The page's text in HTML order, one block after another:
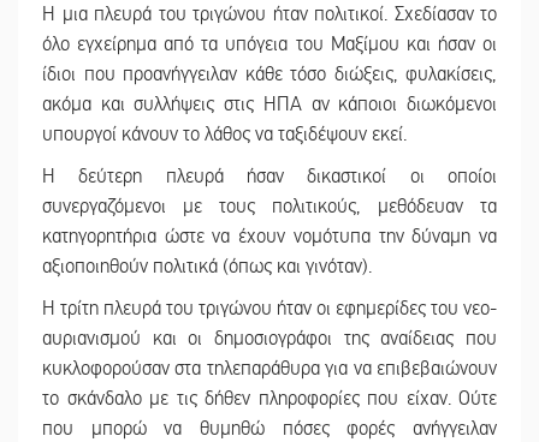
Η μια πλευρά του τριγώνου ήταν πολιτικοί. Σχεδίασαν το
όλο εγχείρημα από τα υπόγεια του Μαξίμου και ήσαν οι
ίδιοι που προανήγγειλαν κάθε τόσο διώξεις, φυλακίσεις,
ακόμα και συλλήψεις στις ΗΠΑ αν κάποιοι διωκόμενοι
υπουργοί κάνουν το λάθος να ταξιδέψουν εκεί.
Η δεύτερη πλευρά ήσαν δικαστικοί οι οποίοι
συνεργαζόμενοι με τους πολιτικούς, μεθόδευαν τα
κατηγορητήρια ώστε να έχουν νομότυπα την δύναμη να
αξιοποιηθούν πολιτικά (όπως και γινόταν).
Η τρίτη πλευρά του τριγώνου ήταν οι εφημερίδες του νεο-
αυριανισμού και οι δημοσιογράφοι της αναίδειας που
κυκλοφορούσαν στα τηλεπαράθυρα για να επιβεβαιώνουν
το σκάνδαλο με τις δήθεν πληροφορίες που είχαν. Ούτε
που μπορώ να θυμηθώ πόσες φορές ανήγγειλαν